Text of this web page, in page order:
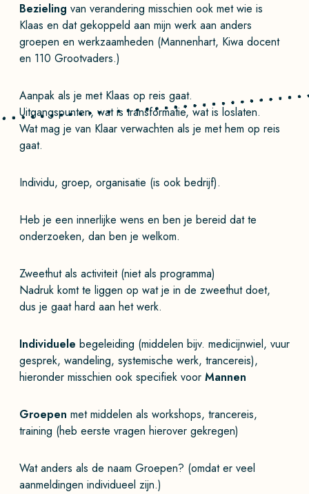
Bezieling van verandering misschien ook met wie is
Klaas en dat gekoppeld aan mijn werk aan anders
groepen en werkzaamheden (Mannenhart, Kiwa docent
en 110 Grootvaders.)
Aanpak als je met Klaas op reis gaat.
Uitgangspunten, wat is transformatie, wat is loslaten.
Wat mag je van Klaar verwachten als je met hem op reis
gaat.
Individu, groep, organisatie (is ook bedrijf).
Heb je een innerlijke wens en ben je bereid dat te
onderzoeken, dan ben je welkom.
Zweethut als activiteit (niet als programma)
Nadruk komt te liggen op wat je in de zweethut doet,
dus je gaat hard aan het werk.
Individuele begeleiding (middelen bijv. medicijnwiel, vuur
gesprek, wandeling, systemische werk, trancereis),
hieronder misschien ook specifiek voor Mannen
Groepen met middelen als workshops, trancereis,
training (heb eerste vragen hierover gekregen)
Wat anders als de naam Groepen? (omdat er veel
aanmeldingen individueel zijn.)